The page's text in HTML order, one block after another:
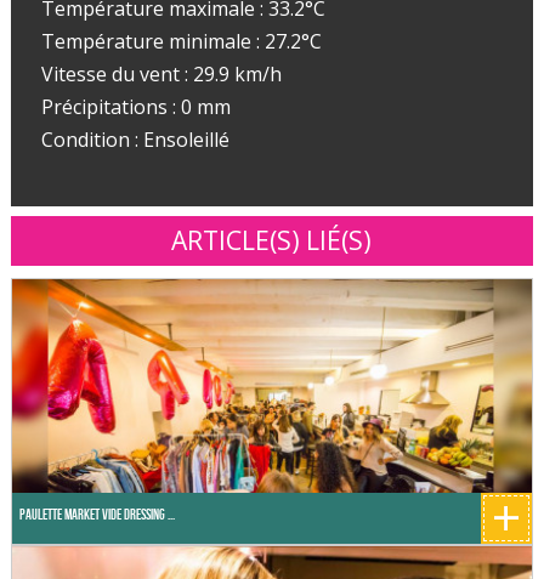
Température maximale : 33.2°C
Température minimale : 27.2°C
Vitesse du vent : 29.9 km/h
Précipitations : 0 mm
Condition : Ensoleillé
ARTICLE(S) LIÉ(S)
Paulette Market Vide Dressing ... +